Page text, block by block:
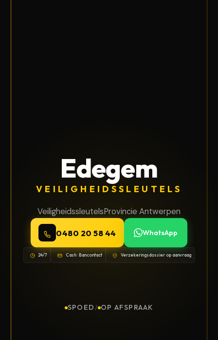
Edegem
VEILIGHEIDSSLEUTELS
VeiligheidssleutelsProvincie Antwerpen
0480 20 58 44 WhatsApp
24/7 Cash · Bancontact Verzekeringsdossier op aanvraag
SPOED / OP AFSPRAAK